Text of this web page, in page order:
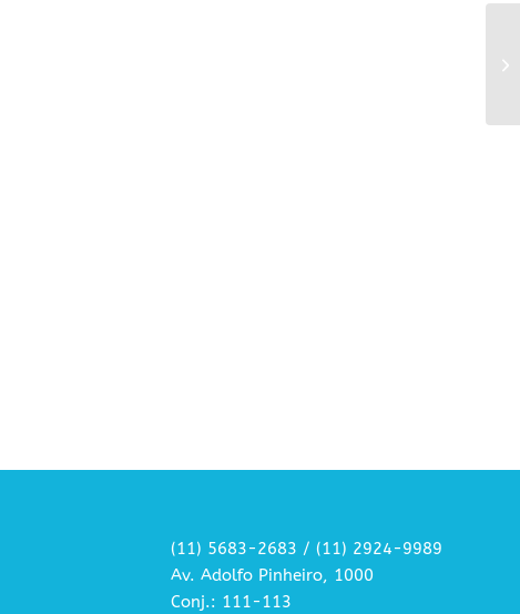
(11) 5683-2683 / (11) 2924-9989
Av. Adolfo Pinheiro, 1000
Conj.: 111-113